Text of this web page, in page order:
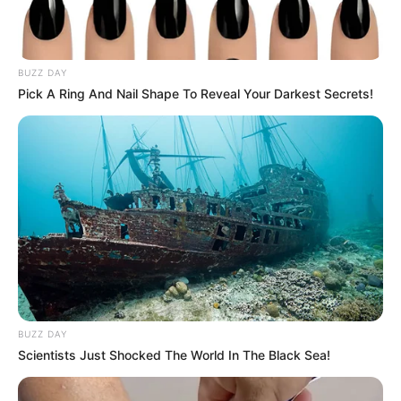
Lea También:
Confirman circulación de variante Delta
en el Huila
BUZZ DAY
Pick A Ring And Nail Shape To Reveal Your Darkest Secrets!
BUZZ DAY
Scientists Just Shocked The World In The Black Sea!